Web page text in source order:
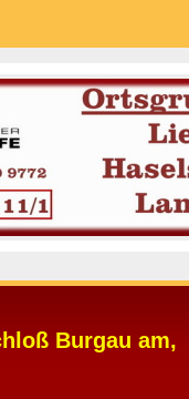
Burgau am,